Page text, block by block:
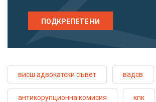
ПОДКРЕПЕТЕ НИ
висш адвокатски съвет вадсв
антикорупционна комисия кпк